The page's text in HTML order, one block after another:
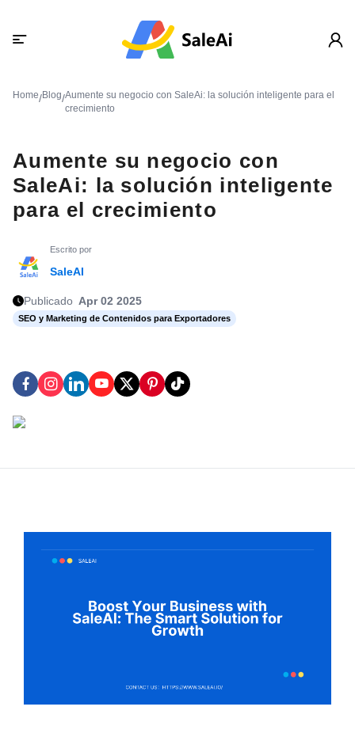
Home/Blog/Aumente su negocio con SaleAi: la solución inteligente para el
crecimiento
Aumente su negocio con
SaleAi: la solución inteligente
para el crecimiento
Escrito por
SaleAI
Publicado Apr 02 2025
SEO y Marketing de Contenidos para Exportadores